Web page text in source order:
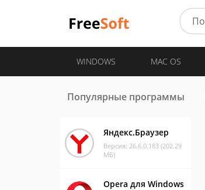
WINDOWS MAC OS
Популярные программы
Яндекс.Браузер
Версия: 26.6.0.183 (202.29
МБ)
Opera для Windows